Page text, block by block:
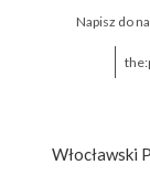
Napisz do
Włocławski